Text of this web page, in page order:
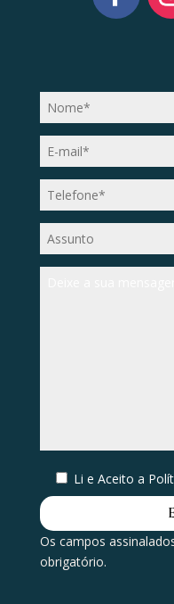
Li e Aceito a
Os campos
obrigatório.